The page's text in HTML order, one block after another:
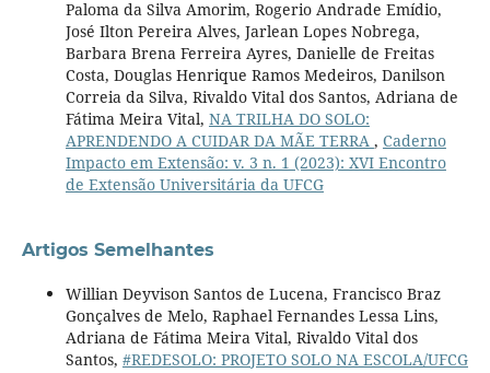
Paloma da Silva Amorim, Rogerio Andrade Emídio,
José Ilton Pereira Alves, Jarlean Lopes Nobrega,
Barbara Brena Ferreira Ayres, Danielle de Freitas
Costa, Douglas Henrique Ramos Medeiros, Danilson
Correia da Silva, Rivaldo Vital dos Santos, Adriana de
Fátima Meira Vital, NA TRILHA DO SOLO:
APRENDENDO A CUIDAR DA MÃE TERRA , Caderno
Impacto em Extensão: v. 3 n. 1 (2023): XVI Encontro
de Extensão Universitária da UFCG
Artigos Semelhantes
Willian Deyvison Santos de Lucena, Francisco Braz
Gonçalves de Melo, Raphael Fernandes Lessa Lins,
Adriana de Fátima Meira Vital, Rivaldo Vital dos
Santos, #REDESOLO: PROJETO SOLO NA ESCOLA/UFCG